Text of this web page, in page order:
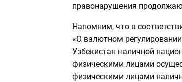
правонарушения
Напомним, что в
«О валютном
Узбекистан наличной
физическими лицами
физическими лицами